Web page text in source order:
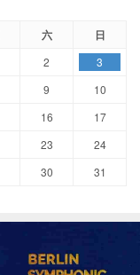
六 日
2
3
9
10
16
17
23
24
30
31